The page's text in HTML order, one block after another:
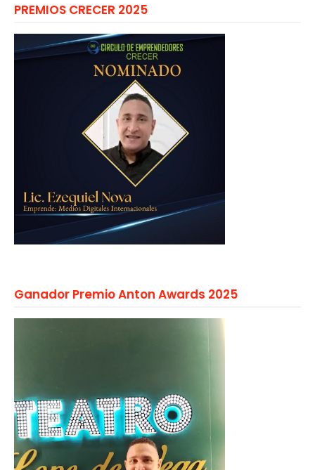
PREMIOS CRECER 2025
Ganador Premio Anton Awards 2025